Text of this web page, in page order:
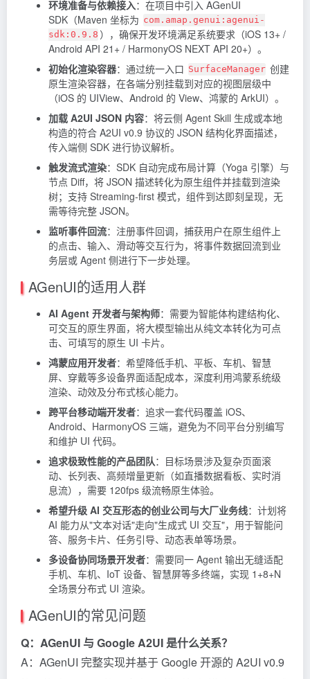
环境准备与依赖接入：在项目中引入 AGenUI
SDK（Maven 坐标为 com.amap.genui:agenui-
sdk:0.9.8 ），确保开发环境满足系统要求（iOS 13+ /
Android API 21+ / HarmonyOS NEXT API 20+）。
初始化渲染容器：通过统一入口 SurfaceManager 创建
原生渲染容器，在各端分别挂载到对应的视图层级中
（iOS 的 UIView、Android 的 View、鸿蒙的 ArkUI）。
加载 A2UI JSON 内容：将云侧 Agent Skill 生成或本地
构造的符合 A2UI v0.9 协议的 JSON 结构化界面描述，
传入端侧 SDK 进行协议解析。
触发流式渲染：SDK 自动完成布局计算（Yoga 引擎）与
节点 Diff，将 JSON 描述转化为原生组件并挂载到渲染
树；支持 Streaming-first 模式，组件到达即刻呈现，无
需等待完整 JSON。
监听事件回流：注册事件回调，捕获用户在原生组件上
的点击、输入、滑动等交互行为，将事件数据回流到业
务层或 Agent 侧进行下一步处理。
AGenUI的适用人群
AI Agent 开发者与架构师：需要为智能体构建结构化、
可交互的原生界面，将大模型输出从纯文本转化为可点
击、可填写的原生 UI 卡片。
鸿蒙应用开发者：希望降低手机、平板、车机、智慧
屏、穿戴等多设备界面适配成本，深度利用鸿蒙系统级
渲染、动效及分布式核心能力。
跨平台移动端开发者：追求一套代码覆盖 iOS、
Android、HarmonyOS 三端，避免为不同平台分别编写
和维护 UI 代码。
追求极致性能的产品团队：目标场景涉及复杂页面滚
动、长列表、高频增量更新（如直播数据看板、实时消
息流），需要 120fps 级流畅原生体验。
希望升级 AI 交互形态的创业公司与大厂业务线：计划将
AI 能力从"文本对话"走向"生成式 UI 交互"，用于智能问
答、服务卡片、任务引导、动态表单等场景。
多设备协同场景开发者：需要同一 Agent 输出无缝适配
手机、车机、IoT 设备、智慧屏等多终端，实现 1+8+N
全场景分布式 UI 渲染。
AGenUI的常见问题
Q：AGenUI 与 Google A2UI 是什么关系？
A：AGenUI 完整实现并基于 Google 开源的 A2UI v0.9